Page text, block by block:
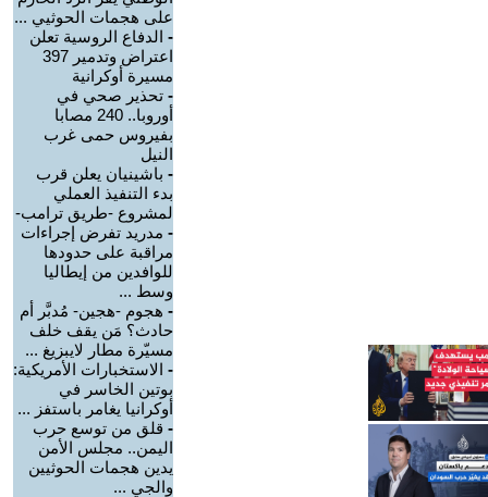
على هجمات الحوثيي ...
- الدفاع الروسية تعلن
اعتراض وتدمير 397
مسيرة أوكرانية
- تحذير صحي في
أوروبا.. 240 مصابا
بفيروس حمى غرب
النيل
- باشينيان يعلن قرب
بدء التنفيذ العملي
لمشروع -طريق ترامب-
- مدريد تفرض إجراءات
مراقبة على حدودها
للوافدين من إيطاليا
وسط ...
- هجوم -هجين- مُدبَّر أم
حادث؟ مَن يقف خلف
مسيّرة مطار لايبزيغ ...
- الاستخبارات الأمريكية:
بوتين الخاسر في
أوكرانيا يغامر باستفز ...
- قلق من توسع حرب
اليمن.. مجلس الأمن
يدين هجمات الحوثيين
والجي ...